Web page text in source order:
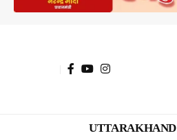
UTTARAKHAND